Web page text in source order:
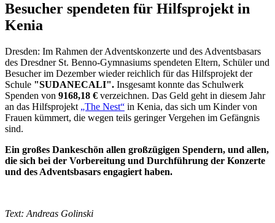
Besucher spendeten für Hilfsprojekt in
Kenia
Dresden: Im Rahmen der Adventskonzerte und des Adventsbasars
des Dresdner St. Benno-Gymnasiums spendeten Eltern, Schüler und
Besucher im Dezember wieder reichlich für das Hilfsprojekt der
Schule "SUDANECALI". Insgesamt konnte das Schulwerk
Spenden von 9168,18 € verzeichnen. Das Geld geht in diesem Jahr
an das Hilfsprojekt „The Nest“ in Kenia, das sich um Kinder von
Frauen kümmert, die wegen teils geringer Vergehen im Gefängnis
sind.
Ein großes Dankeschön allen großzügigen Spendern, und allen,
die sich bei der Vorbereitung und Durchführung der Konzerte
und des Adventsbasars engagiert haben.
Text: Andreas Golinski